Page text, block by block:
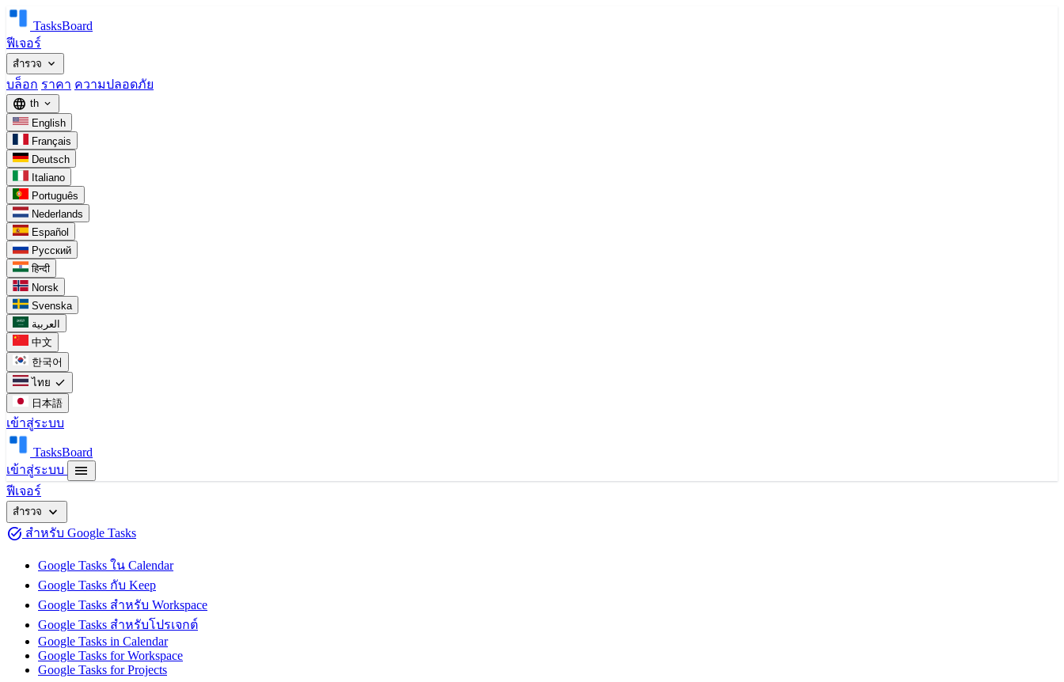
TasksBoard
ฟีเจอร์
สำรวจ expand_more
บล็อก ราคา ความปลอดภัย
language th expand_more
English
Français
Deutsch
Italiano
Português
Nederlands
Español
Русский
हिन्दी
Norsk
Svenska
العربية
中文
한국어
ไทย check
日本語
เข้าสู่ระบบ
TasksBoard
เข้าสู่ระบบ
menu
ฟีเจอร์
สำรวจ
expand_more
task_alt สำหรับ Google Tasks
Google Tasks ใน Calendar
Google Tasks กับ Keep
Google Tasks สำหรับ Workspace
Google Tasks สำหรับโปรเจกต์
Google Tasks in Calendar
Google Tasks for Workspace
Google Tasks for Projects